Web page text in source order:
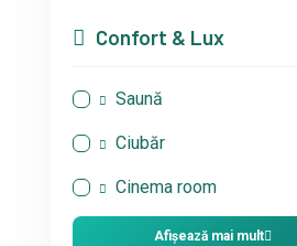
Confort & Lux
Saună
Ciubăr
Cinema room
Afișează mai mult